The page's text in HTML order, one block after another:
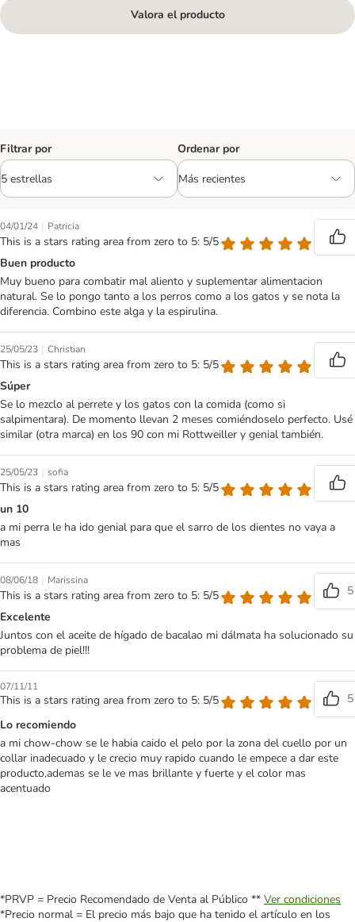
Valora el producto
Filtrar por Ordenar por
04/01/24 | Patricia
This is a stars rating area from zero to 5: 5/5
Buen producto
Muy bueno para combatir mal aliento y suplementar alimentacion
natural. Se lo pongo tanto a los perros como a los gatos y se nota la
diferencia. Combino este alga y la espirulina.
25/05/23 | Christian
This is a stars rating area from zero to 5: 5/5
Súper
Se lo mezclo al perrete y los gatos con la comida (como si
salpimentara). De momento llevan 2 meses comiéndoselo perfecto. Usé
similar (otra marca) en los 90 con mi Rottweiller y genial también.
25/05/23 | sofia
This is a stars rating area from zero to 5: 5/5
un 10
a mi perra le ha ido genial para que el sarro de los dientes no vaya a
mas
08/06/18 | Marissina
This is a stars rating area from zero to 5: 5/5
5
Excelente
Juntos con el aceite de hígado de bacalao mi dálmata ha solucionado su
problema de piel!!!
07/11/11
This is a stars rating area from zero to 5: 5/5
5
Lo recomiendo
a mi chow-chow se le habia caido el pelo por la zona del cuello por un
collar inadecuado y le crecio muy rapido cuando le empece a dar este
producto,ademas se le ve mas brillante y fuerte y el color mas
acentuado
*PRVP = Precio Recomendado de Venta al Público ** Ver condiciones
*Precio normal = El precio más bajo que ha tenido el artículo en los